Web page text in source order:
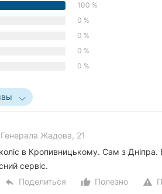
100 %
0 %
0 %
0 %
0 %
Генерала Жадова, 21
в Кропивницькому. Сам з Дніпра.
сервіс.
reply Поделиться thumb_up_alt
Полезно warning